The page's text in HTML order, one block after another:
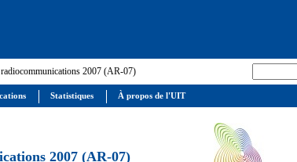
2007 (AR-07)
2007 (AR-07)
Statistiques À propos de l'UIT